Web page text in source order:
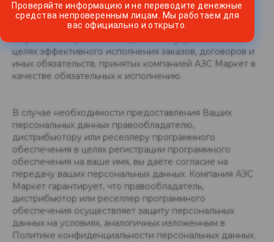
Компания АЗС Маркет гарантирует
конфиденциальность получаемой информации.
целях эффективного исполнения заказов, договоров и
иных обязательств, принятых компанией АЗС Маркет в
качестве обязательных к исполнению.
В случае необходимости предоставления Ваших
персональных данных правообладателю,
дистрибьютору или реселлеру программного
обеспечения в целях регистрации программного
обеспечения на ваше имя, вы даёте согласие на
передачу ваших персональных данных. Компания АЗС
Маркет гарантирует, что правообладатель,
дистрибьютор или реселлер программного
обеспечения осуществляет защиту персональных
данных на условиях, аналогичных изложенным в
Политике конфиденциальности персональных данных.
Проверяйте информацию и не переводите денежные
средства непроверенным лицам. Мы работаем для
вас официально и открыто.